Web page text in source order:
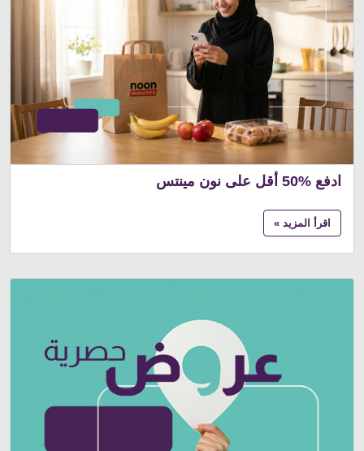
ادفع %50 أقل على نون مينتس
اقرأ المزيد »